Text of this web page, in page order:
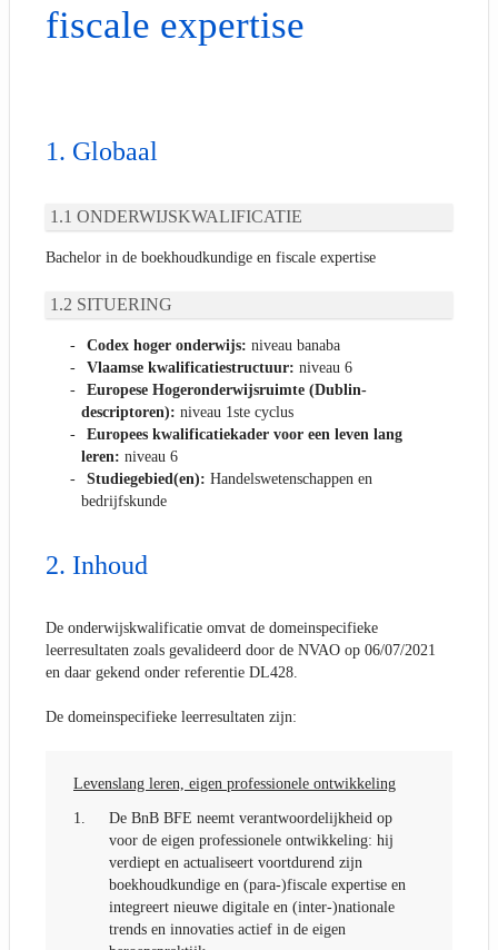
fiscale expertise
Globaal
ONDERWIJSKWALIFICATIE
Bachelor in de boekhoudkundige en fiscale expertise
SITUERING
Codex hoger onderwijs: niveau banaba
Vlaamse kwalificatiestructuur: niveau 6
Europese Hogeronderwijsruimte (Dublin-
descriptoren): niveau 1ste cyclus
Europees kwalificatiekader voor een leven lang
leren: niveau 6
Studiegebied(en): Handelswetenschappen en
bedrijfskunde
Inhoud
De onderwijskwalificatie omvat de domeinspecifieke
leerresultaten zoals gevalideerd door de NVAO op 06/07/2021
en daar gekend onder referentie DL428.
De domeinspecifieke leerresultaten zijn:
Levenslang leren, eigen professionele ontwikkeling
1.
De BnB BFE neemt verantwoordelijkheid op
voor de eigen professionele ontwikkeling: hij
verdiept en actualiseert voortdurend zijn
boekhoudkundige en (para-)fiscale expertise en
integreert nieuwe digitale en (inter-)nationale
trends en innovaties actief in de eigen